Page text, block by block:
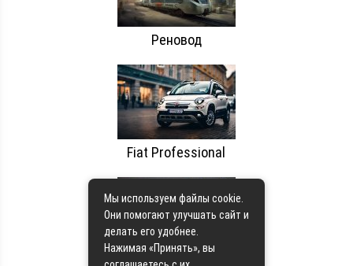
Реновод
Fiat Professional
Мы используем файлы cookie.
Они помогают улучшать сайт и
делать его удобнее.
Нажимая «Принять», вы